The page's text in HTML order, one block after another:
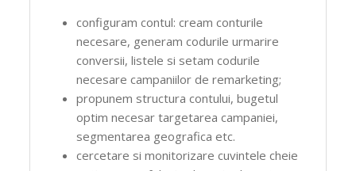
configuram contul: cream conturile
necesare, generam codurile urmarire
conversii, listele si setam codurile
necesare campaniilor de remarketing;
propunem structura contului, bugetul
optim necesar targetarea campaniei,
segmentarea geografica etc.
cercetare si monitorizare cuvintele cheie